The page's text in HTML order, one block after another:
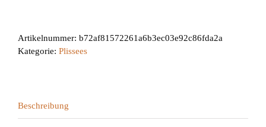
Artikelnummer: b72af81572261a6b3ec03e92c86fda2a
Kategorie: Plissees
Beschreibung